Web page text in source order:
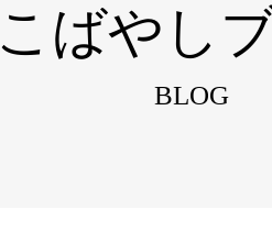
こばやし
BLOG